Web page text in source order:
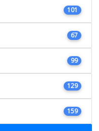
101
67
99
129
159